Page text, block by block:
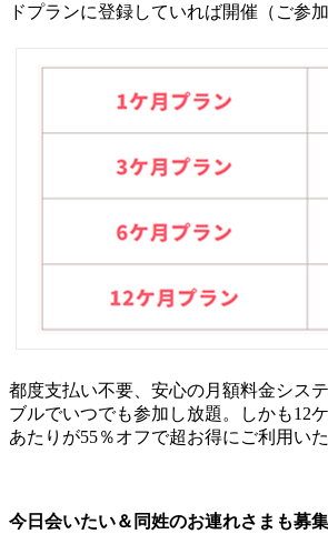
ドプランに登録していれば開催（ご参
都度支払い不要、安心の月額料金シス
ブルでいつでも参加し放題。しかも12
あたりが55％オフで超お得にご利用いた
今日会いたい＆同姓のお連れさまも募